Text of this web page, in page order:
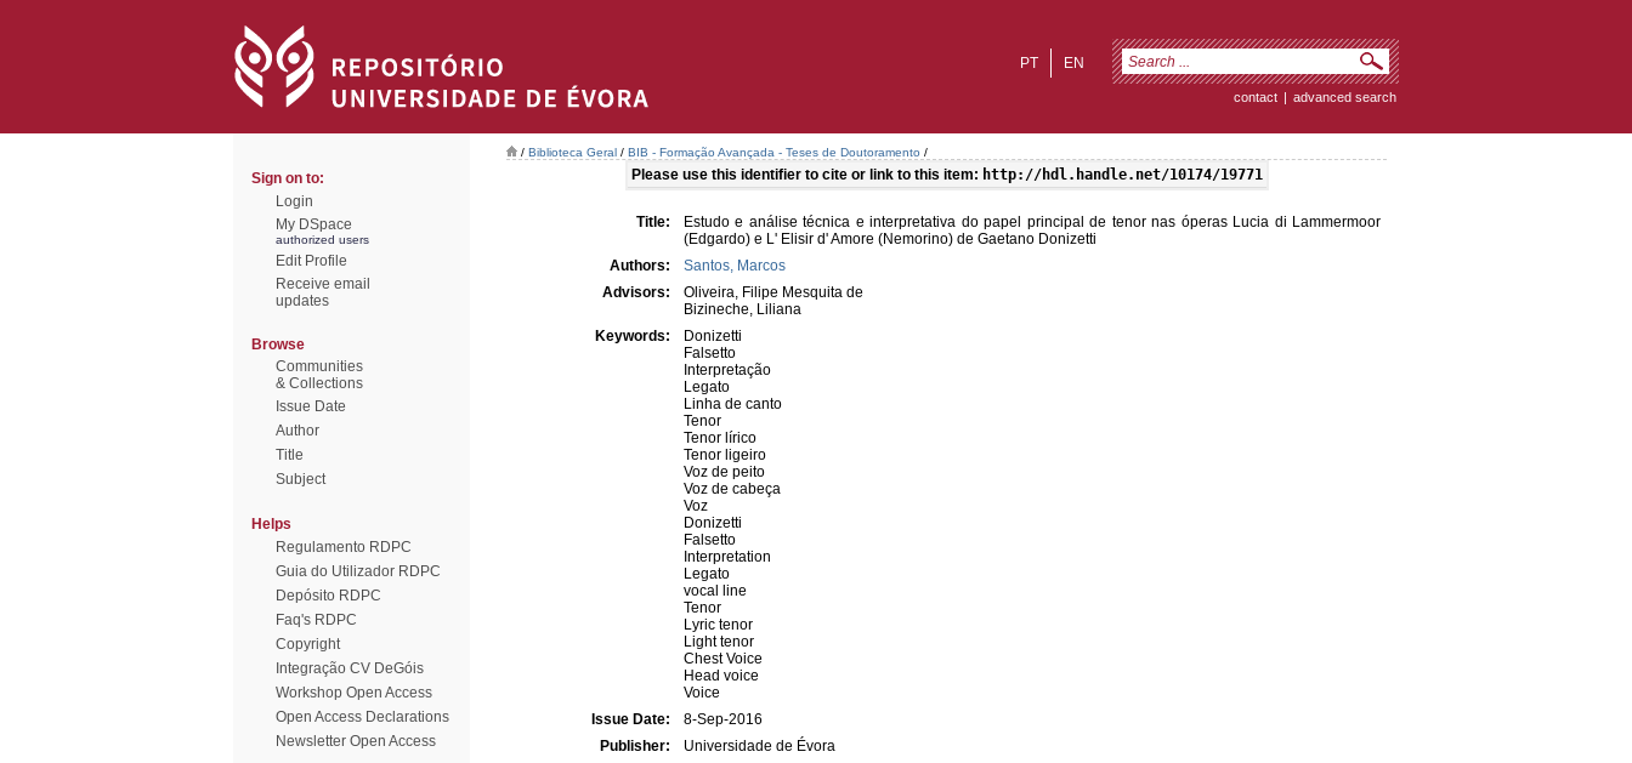
EN
PT
contact | advanced search
Sign on to:
Login
My DSpace
authorized users
Edit Profile
Receive email
updates
Browse
Communities
& Collections
Issue Date
Author
Title
Subject
Helps
Regulamento RDPC
Guia do Utilizador RDPC
Depósito RDPC
Faq's RDPC
Copyright
Integração CV DeGóis
Workshop Open Access
Open Access Declarations
Newsletter Open Access
/ Biblioteca Geral / BIB - Formação Avançada - Teses de Doutoramento /
Please use this identifier to cite or link to this item: http://hdl.handle.net/10174/19771
Title:
Estudo e análise técnica e interpretativa do papel principal de tenor nas óperas Lucia di Lammermoor
(Edgardo) e L' Elisir d' Amore (Nemorino) de Gaetano Donizetti
Authors:
Santos, Marcos
Advisors:
Oliveira, Filipe Mesquita de
Bizineche, Liliana
Keywords:
Donizetti
Falsetto
Interpretação
Legato
Linha de canto
Tenor
Tenor lírico
Tenor ligeiro
Voz de peito
Voz de cabeça
Voz
Donizetti
Falsetto
Interpretation
Legato
vocal line
Tenor
Lyric tenor
Light tenor
Chest Voice
Head voice
Voice
Issue Date:
8-Sep-2016
Publisher:
Universidade de Évora